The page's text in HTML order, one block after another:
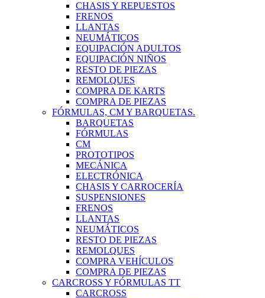
CHASIS Y REPUESTOS
FRENOS
LLANTAS
NEUMÁTICOS
EQUIPACIÓN ADULTOS
EQUIPACIÓN NIÑOS
RESTO DE PIEZAS
REMOLQUES
COMPRA DE KARTS
COMPRA DE PIEZAS
FÓRMULAS, CM Y BARQUETAS.
BARQUETAS
FÓRMULAS
CM
PROTOTIPOS
MECÁNICA
ELECTRÓNICA
CHASIS Y CARROCERÍA
SUSPENSIONES
FRENOS
LLANTAS
NEUMÁTICOS
RESTO DE PIEZAS
REMOLQUES
COMPRA VEHÍCULOS
COMPRA DE PIEZAS
CARCROSS Y FÓRMULAS TT
CARCROSS